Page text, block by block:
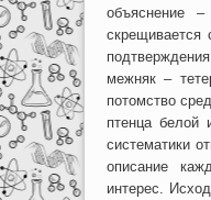
объяснение
скрещивается
межняк –
потомство
птенца белой
систематики
описание
интерес.